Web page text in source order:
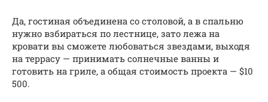
Да, гостиная объединена со столовой, а в спальню
нужно взбираться по лестнице, зато лежа на
кровати вы сможете любоваться звездами, выходя
на террасу — принимать солнечные ванны и
готовить на гриле, а общая стоимость проекта — $10
500.